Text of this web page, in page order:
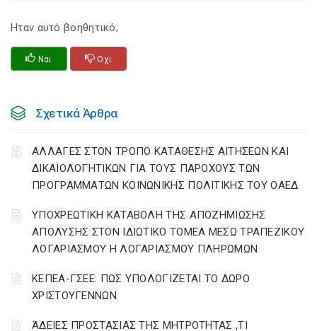
Ηταν αυτό βοηθητικό;
Ναι Οχι
Σχετικά Άρθρα
ΑΛΛΑΓΕΣ ΣΤΟΝ ΤΡΟΠΟ ΚΑΤΑΘΕΣΗΣ ΑΙΤΗΣΕΩΝ ΚΑΙ
ΔΙΚΑΙΟΛΟΓΗΤΙΚΩΝ ΓΙΑ ΤΟΥΣ ΠΑΡΟΧΟΥΣ ΤΩΝ
ΠΡΟΓΡΑΜΜΑΤΩΝ ΚΟΙΝΩΝΙΚΗΣ ΠΟΛΙΤΙΚΗΣ ΤΟΥ ΟΑΕΔ
YΠΟΧΡΕΩΤΙΚΗ ΚΑΤΑΒΟΛΗ ΤΗΣ ΑΠΟΖΗΜΙΩΣΗΣ
ΑΠΟΛΥΣΗΣ ΣΤΟΝ ΙΔΙΩΤΙΚΟ ΤΟΜΕΑ ΜΕΣΩ ΤΡΑΠΕΖΙΚΟΥ
ΛΟΓΑΡΙΑΣΜΟΥ Η ΛΟΓΑΡΙΑΣΜΟΥ ΠΛΗΡΩΜΩΝ
ΚΕΠΕΑ-ΓΣΕΕ: ΠΩΣ ΥΠΟΛΟΓΙΖΕΤΑΙ ΤΟ ΔΩΡΟ
ΧΡΙΣΤΟΥΓΕΝΝΩΝ
ΆΔΕΙΕΣ ΠΡΟΣΤΑΣΙΑΣ ΤΗΣ ΜΗΤΡΟΤΗΤΑΣ ,ΤΙ